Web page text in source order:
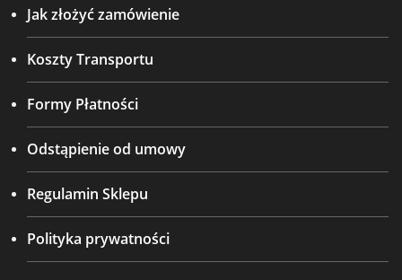
Jak złożyć zamówienie
Koszty Transportu
Formy Płatności
Odstąpienie od umowy
Regulamin Sklepu
Polityka prywatności